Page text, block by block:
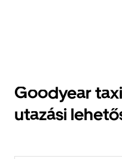
Goodyear
utazási